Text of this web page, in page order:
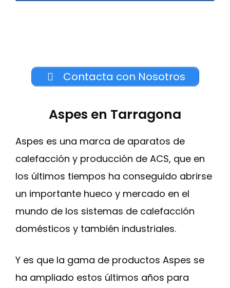
Contacta con Nosotros
Aspes en Tarragona
Aspes es una marca de aparatos de
calefacción y producción de ACS, que en
los últimos tiempos ha conseguido abrirse
un importante hueco y mercado en el
mundo de los sistemas de calefacción
domésticos y también industriales.
Y es que la gama de productos Aspes se
ha ampliado estos últimos años para